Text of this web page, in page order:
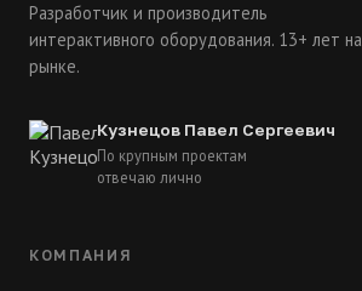
Разработчик и производитель
интерактивного оборудования. 13+ лет на
рынке.
Кузнецов Павел Сергеевич
По крупным проектам
отвечаю лично
КОМПАНИЯ